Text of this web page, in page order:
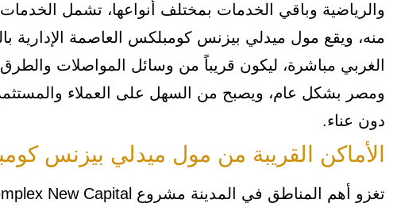
والرياضية وباقي الخدمات بمختلف أنواعها، تشمل
منه، ويقع مول ميدلي بيزنس كومبلكس العاصمة الإدارية
الغربي مباشرة، ليكون قريباً من وسائل المواصلات والطرق
ومصر بشكل عام، ويصبح من السهل على العملاء
دون عناء.
الأماكن القريبة من مول ميدلي بيزنس